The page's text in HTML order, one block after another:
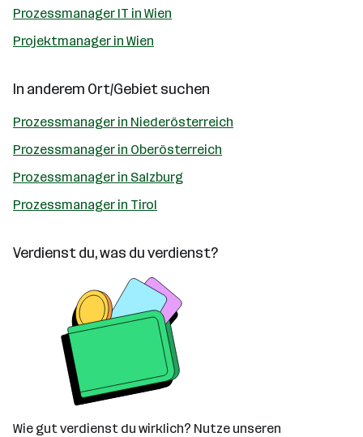
Prozessmanager IT in Wien
Projektmanager in Wien
In anderem Ort/Gebiet suchen
Prozessmanager in Niederösterreich
Prozessmanager in Oberösterreich
Prozessmanager in Salzburg
Prozessmanager in Tirol
Verdienst du, was du verdienst?
Wie gut verdienst du wirklich? Nutze unseren